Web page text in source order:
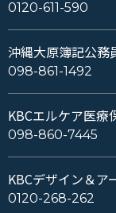
0120-611-590
沖縄大原簿記公務
098-861-1492
KBCエルケア医療
098-860-7445
KBCデザイン＆ア
0120-268-262